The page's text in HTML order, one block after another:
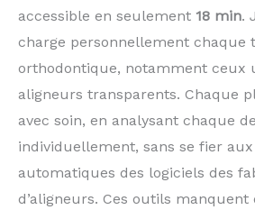
accessible en seulement 18 min.
charge personnellement chaque
orthodontique, notamment ceux
aligneurs transparents. Chaque
avec soin, en analysant chaque
individuellement, sans se fier
automatiques des logiciels des
d’aligneurs. Ces outils